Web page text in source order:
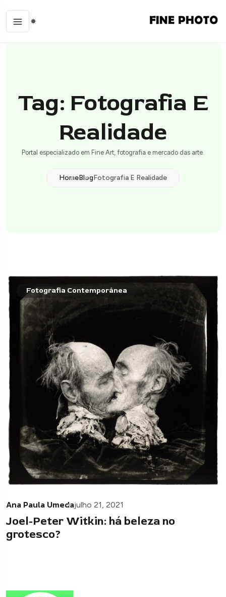
Tag: Fotografia E
Realidade
Portal especializado em Fine Art, fotografia e mercado das arte.
HomeBlogFotografia E Realidade
Fotografia Contemporânea
Ana Paula Umedajulho 21, 2021
Joel-Peter Witkin: há beleza no
grotesco?